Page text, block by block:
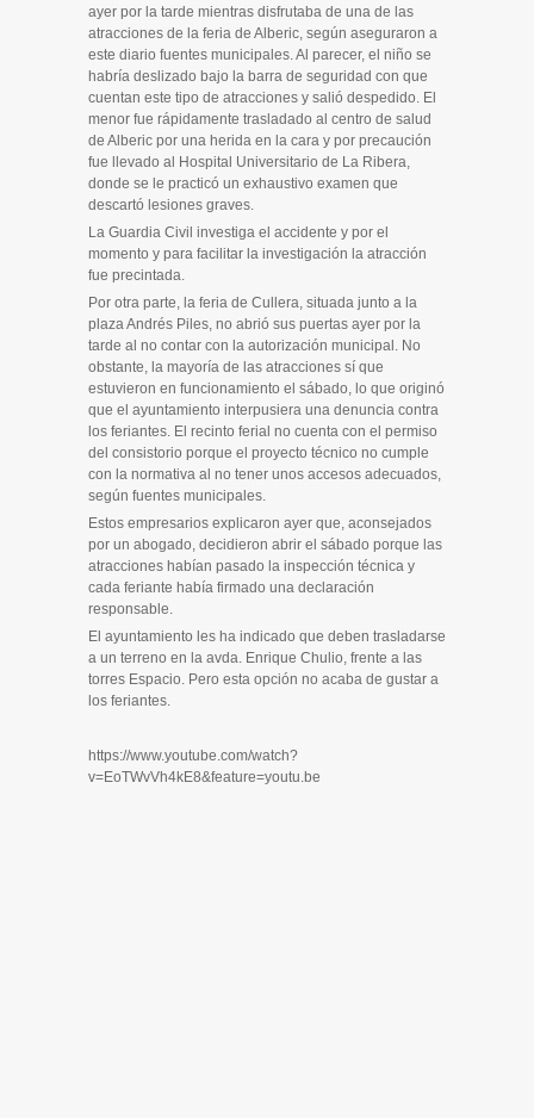
ayer por la tarde mientras disfrutaba de una de las
atracciones de la feria de Alberic, según aseguraron a
este diario fuentes municipales. Al parecer, el niño se
habría deslizado bajo la barra de seguridad con que
cuentan este tipo de atracciones y salió despedido. El
menor fue rápidamente trasladado al centro de salud
de Alberic por una herida en la cara y por precaución
fue llevado al Hospital Universitario de La Ribera,
donde se le practicó un exhaustivo examen que
descartó lesiones graves.
La Guardia Civil investiga el accidente y por el
momento y para facilitar la investigación la atracción
fue precintada.
Por otra parte, la feria de Cullera, situada junto a la
plaza Andrés Piles, no abrió sus puertas ayer por la
tarde al no contar con la autorización municipal. No
obstante, la mayoría de las atracciones sí que
estuvieron en funcionamiento el sábado, lo que originó
que el ayuntamiento interpusiera una denuncia contra
los feriantes. El recinto ferial no cuenta con el permiso
del consistorio porque el proyecto técnico no cumple
con la normativa al no tener unos accesos adecuados,
según fuentes municipales.
Estos empresarios explicaron ayer que, aconsejados
por un abogado, decidieron abrir el sábado porque las
atracciones habían pasado la inspección técnica y
cada feriante había firmado una declaración
responsable.
El ayuntamiento les ha indicado que deben trasladarse
a un terreno en la avda. Enrique Chulio, frente a las
torres Espacio. Pero esta opción no acaba de gustar a
los feriantes.
https://www.youtube.com/watch?
v=EoTWvVh4kE8&feature=youtu.be